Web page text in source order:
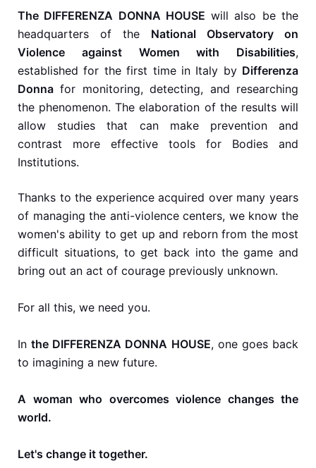
The DIFFERENZA DONNA HOUSE will also be the
headquarters of the National Observatory on
Violence against Women with Disabilities,
established for the first time in Italy by Differenza
Donna for monitoring, detecting, and researching
the phenomenon. The elaboration of the results will
allow studies that can make prevention and
contrast more effective tools for Bodies and
Institutions.
Thanks to the experience acquired over many years
of managing the anti-violence centers, we know the
women's ability to get up and reborn from the most
difficult situations, to get back into the game and
bring out an act of courage previously unknown.
For all this, we need you.
Inthe DIFFERENZA DONNA HOUSE, one goes back
to imagining a new future.
A woman who overcomes violence changes the
world.
Let's change it together.